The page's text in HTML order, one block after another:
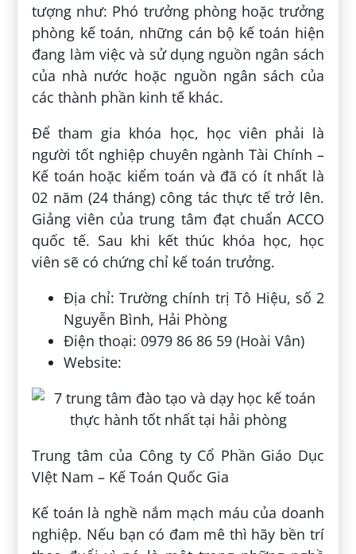
tượng như: Phó trưởng phòng hoặc trưởng
phòng kế toán, những cán bộ kế toán hiện
đang làm việc và sử dụng nguồn ngân sách
của nhà nước hoặc nguồn ngân sách của
các thành phần kinh tế khác.
Để tham gia khóa học, học viên phải là
người tốt nghiệp chuyên ngành Tài Chính –
Kế toán hoặc kiểm toán và đã có ít nhất là
02 năm (24 tháng) công tác thực tế trở lên.
Giảng viên của trung tâm đạt chuẩn ACCO
quốc tế. Sau khi kết thúc khóa học, học
viên sẽ có chứng chỉ kế toán trưởng.
Địa chỉ: Trường chính trị Tô Hiệu, số 2
Nguyễn Bình, Hải Phòng
Điện thoại: 0979 86 86 59 (Hoài Vân)
Website:
Trung tâm của Công ty Cổ Phần Giáo Dục
VIệt Nam – Kế Toán Quốc Gia
Kế toán là nghề nắm mạch máu của doanh
nghiệp. Nếu bạn có đam mê thì hãy bền trí